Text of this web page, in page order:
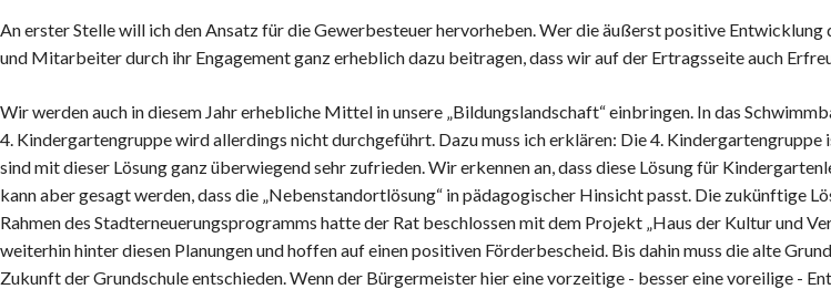
An erster Stelle will ich den Ansatz für die Gewerbesteuer hervorheben. Wer die äußerst positive
und Mitarbeiter durch ihr Engagement ganz erheblich dazu beitragen, dass wir auf der Ertragsseite auch
Wir werden auch in diesem Jahr erhebliche Mittel in unsere „Bildungslandschaft“ einbringen. In das
4. Kindergartengruppe wird allerdings nicht durchgeführt. Dazu muss ich erklären: Die 4.
sind mit dieser Lösung ganz überwiegend sehr zufrieden. Wir erkennen an, dass diese Lösung für
kann aber gesagt werden, dass die „Nebenstandortlösung“ in pädagogischer Hinsicht passt. Die zukünftige
Rahmen des Stadterneuerungsprogramms hatte der Rat beschlossen mit dem Projekt „Haus der Kultur und
weiterhin hinter diesen Planungen und hoffen auf einen positiven Förderbescheid. Bis dahin muss die alte
Zukunft der Grundschule entschieden. Wenn der Bürgermeister hier eine vorzeitige - besser eine voreilige -